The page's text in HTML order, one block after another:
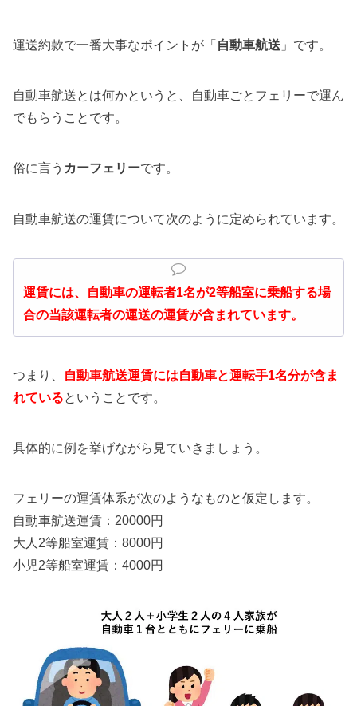
運送約款で一番大事なポイントが「 自動車航送 」です。
自動車航送とは何かというと、自動車ごとフェリーで運ん
でもらうことです。
俗に言う カーフェリーです。
自動車航送の運賃について次のように定められています。
運賃には、自動車の運転者1名が2等船室に乗船する場
合の当該運転者の運送の運賃が含まれています。
つまり、
自動車航送運賃には自動車と運転手1名分が含ま
れているということです。
具体的に例を挙げながら見ていきましょう。
フェリーの運賃体系が次のようなものと仮定します。
自動車航送運賃：20000円
大人2等船室運賃：8000円
小児2等船室運賃：4000円